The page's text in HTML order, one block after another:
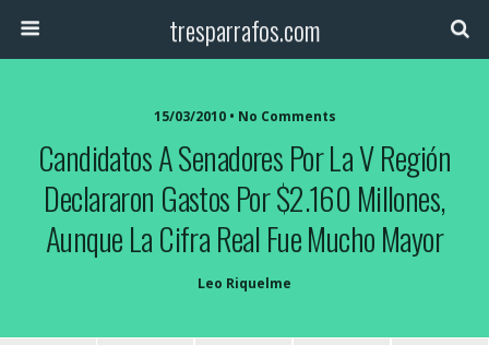
tresparrafos.com
15/03/2010 • No Comments
Candidatos A Senadores Por La V Región
Declararon Gastos Por $2.160 Millones,
Aunque La Cifra Real Fue Mucho Mayor
Leo Riquelme